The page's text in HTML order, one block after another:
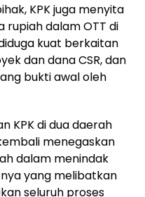
KPK juga menyita
rupiah dalam OTT di
kuat berkaitan
dan dana CSR, dan
bukti awal oleh
KPK di dua daerah
menegaskan
dalam menindak
yang melibatkan
seluruh proses